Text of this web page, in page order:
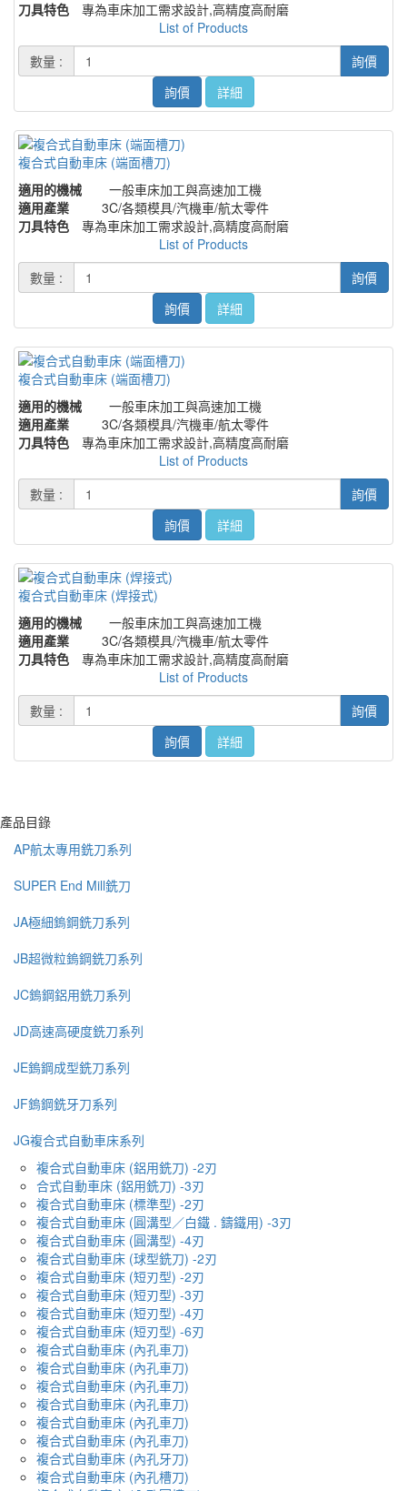
刀具特色
專為車床加工需求設計,高精度高耐磨
List of Products
數量 :
詢價
詢價
詳細
複合式自動車床 (端面槽刀)
適用的機械
一般車床加工與高速加工機
適用產業
3C/各類模具/汽機車/航太零件
刀具特色
專為車床加工需求設計,高精度高耐磨
List of Products
數量 :
詢價
詢價
詳細
複合式自動車床 (端面槽刀)
適用的機械
一般車床加工與高速加工機
適用產業
3C/各類模具/汽機車/航太零件
刀具特色
專為車床加工需求設計,高精度高耐磨
List of Products
數量 :
詢價
詢價
詳細
複合式自動車床 (焊接式)
適用的機械
一般車床加工與高速加工機
適用產業
3C/各類模具/汽機車/航太零件
刀具特色
專為車床加工需求設計,高精度高耐磨
List of Products
數量 :
詢價
詢價
詳細
產品目錄
AP航太專用銑刀系列
SUPER End Mill銑刀
JA極細鎢鋼銑刀系列
JB超微粒鎢鋼銑刀系列
JC鎢鋼鋁用銑刀系列
JD高速高硬度銑刀系列
JE鎢鋼成型銑刀系列
JF鎢鋼銑牙刀系列
JG複合式自動車床系列
複合式自動車床 (鋁用銑刀) -2刃
合式自動車床 (鋁用銑刀) -3刃
複合式自動車床 (標準型) -2刃
複合式自動車床 (圓溝型／白鐵 . 鑄鐵用) -3刃
複合式自動車床 (圓溝型) -4刃
複合式自動車床 (球型銑刀) -2刃
複合式自動車床 (短刃型) -2刃
複合式自動車床 (短刃型) -3刃
複合式自動車床 (短刃型) -4刃
複合式自動車床 (短刃型) -6刃
複合式自動車床 (內孔車刀)
複合式自動車床 (內孔車刀)
複合式自動車床 (內孔車刀)
複合式自動車床 (內孔車刀)
複合式自動車床 (內孔車刀)
複合式自動車床 (內孔車刀)
複合式自動車床 (內孔牙刀)
複合式自動車床 (內孔槽刀)